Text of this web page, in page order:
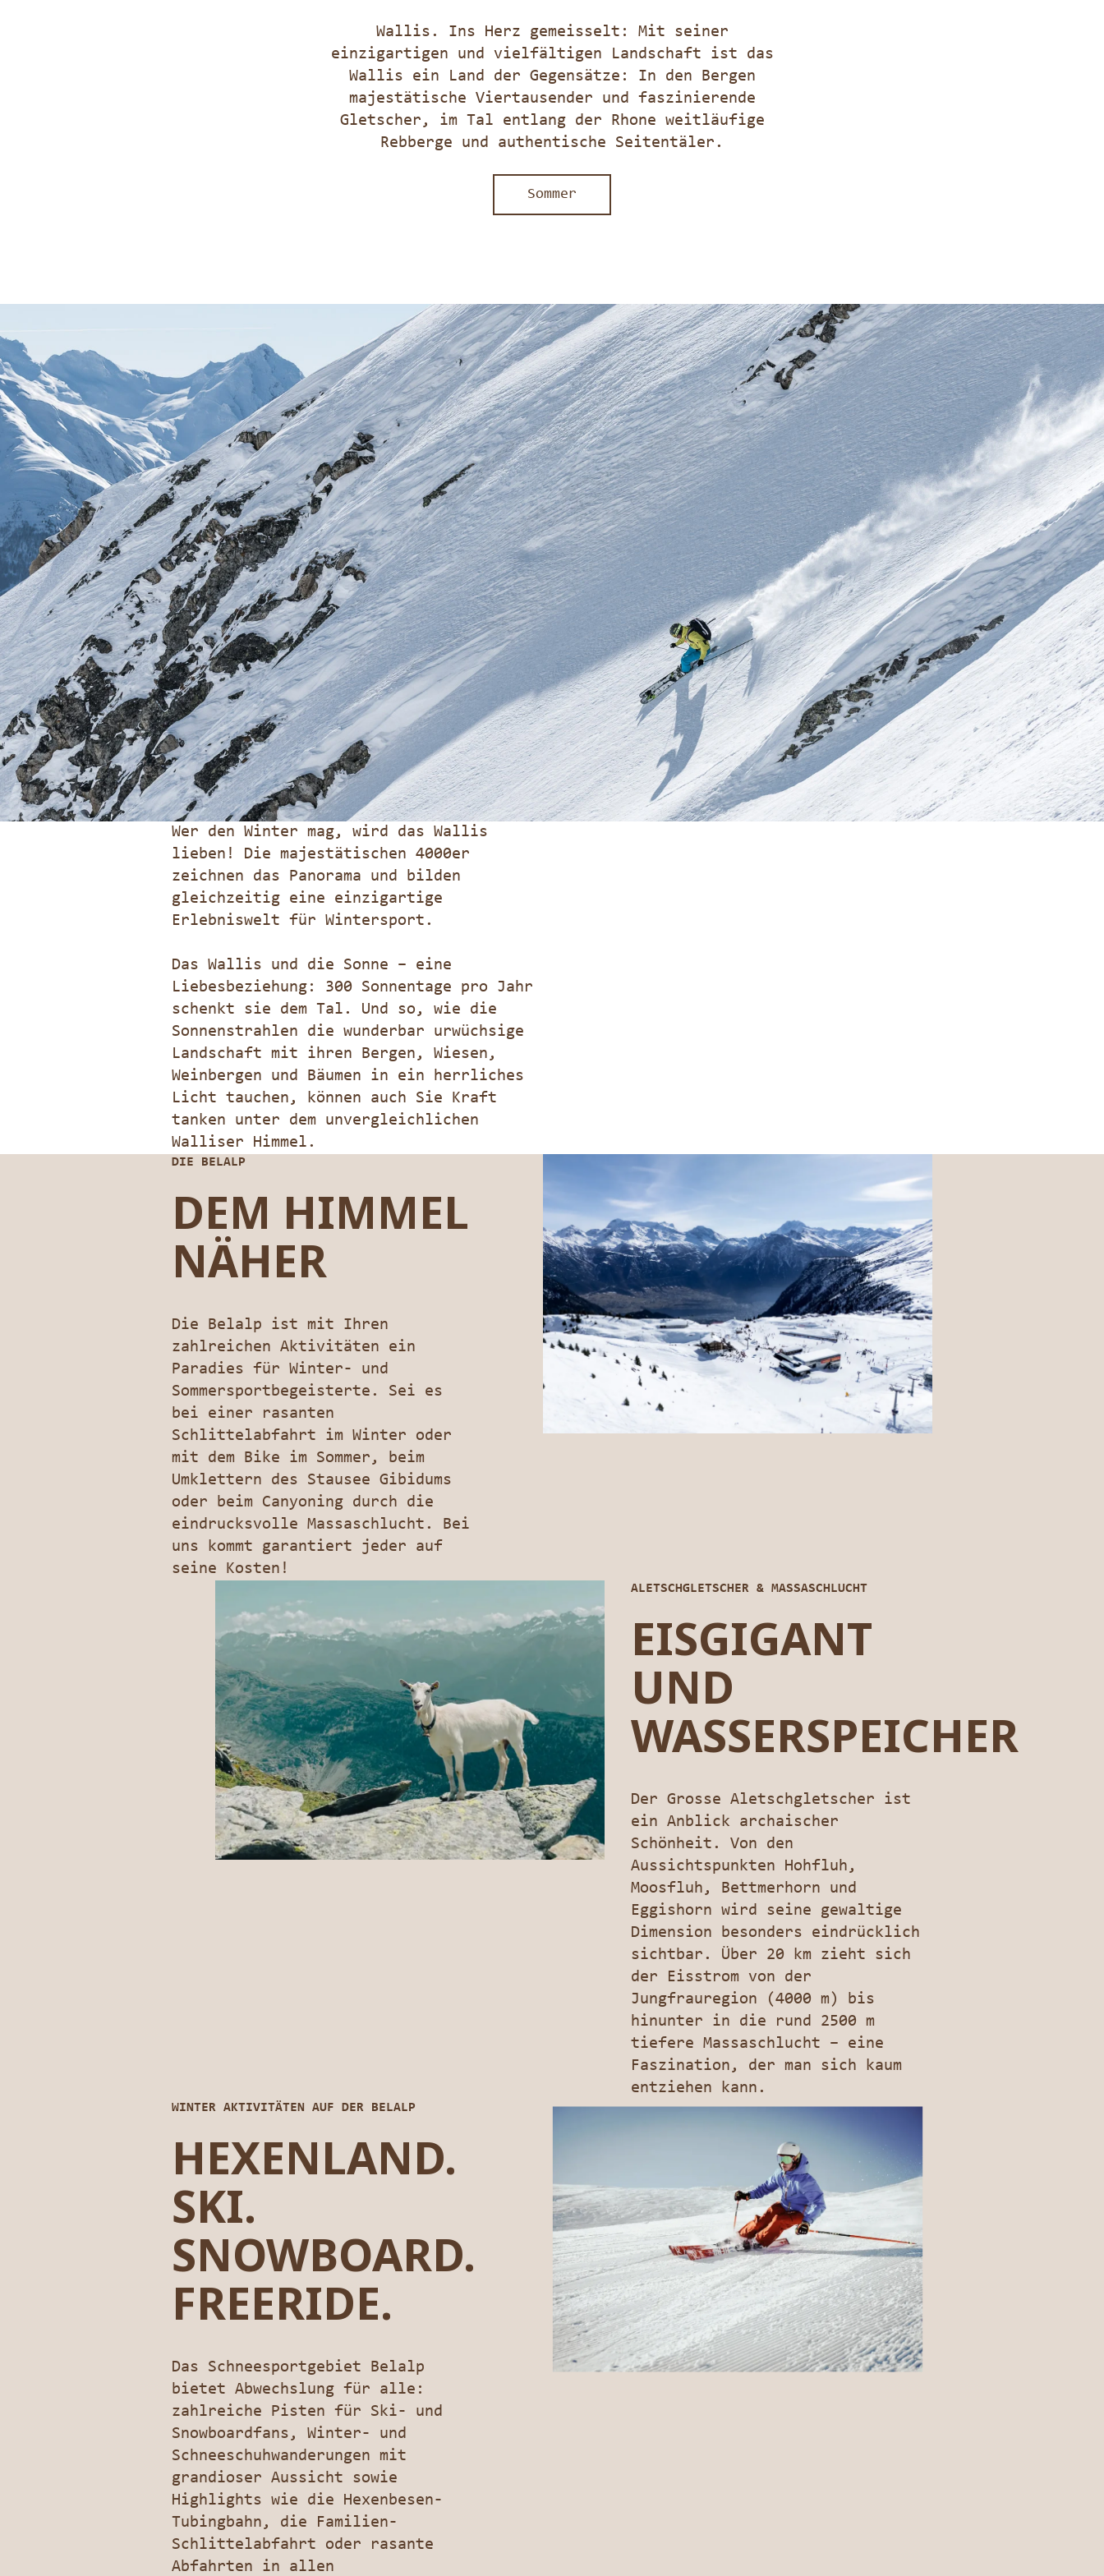
Wallis. Ins Herz gemeisselt: Mit seiner
einzigartigen und vielfältigen Landschaft ist das
Wallis ein Land der Gegensätze: In den Bergen
majestätische Viertausender und faszinierende
Gletscher, im Tal entlang der Rhone weitläufige
Rebberge und authentische Seitentäler.
Sommer
Wer den Winter mag, wird das Wallis
lieben! Die majestätischen 4000er
zeichnen das Panorama und bilden
gleichzeitig eine einzigartige
Erlebniswelt für Wintersport.
Das Wallis und die Sonne – eine
Liebesbeziehung: 300 Sonnentage pro Jahr
schenkt sie dem Tal. Und so, wie die
Sonnenstrahlen die wunderbar urwüchsige
Landschaft mit ihren Bergen, Wiesen,
Weinbergen und Bäumen in ein herrliches
Licht tauchen, können auch Sie Kraft
tanken unter dem unvergleichlichen
Walliser Himmel.
DIE BELALP
DEM HIMMEL
NÄHER
Die Belalp ist mit Ihren
zahlreichen Aktivitäten ein
Paradies für Winter- und
Sommersportbegeisterte. Sei es
bei einer rasanten
Schlittelabfahrt im Winter oder
mit dem Bike im Sommer, beim
Umklettern des Stausee Gibidums
oder beim Canyoning durch die
eindrucksvolle Massaschlucht. Bei
uns kommt garantiert jeder auf
seine Kosten!
ALETSCHGLETSCHER & MASSASCHLUCHT
EISGIGANT
UND
WASSERSPEICHER
Der Grosse Aletschgletscher ist
ein Anblick archaischer
Schönheit. Von den
Aussichtspunkten Hohfluh,
Moosfluh, Bettmerhorn und
Eggishorn wird seine gewaltige
Dimension besonders eindrücklich
sichtbar. Über 20 km zieht sich
der Eisstrom von der
Jungfrauregion (4000 m) bis
hinunter in die rund 2500 m
tiefere Massaschlucht – eine
Faszination, der man sich kaum
entziehen kann.
WINTER AKTIVITÄTEN AUF DER BELALP
HEXENLAND.
SKI.
SNOWBOARD.
FREERIDE.
Das Schneesportgebiet Belalp
bietet Abwechslung für alle:
zahlreiche Pisten für Ski- und
Snowboardfans, Winter- und
Schneeschuhwanderungen mit
grandioser Aussicht sowie
Highlights wie die Hexenbesen-
Tubingbahn, die Familien-
Schlittelabfahrt oder rasante
Abfahrten in allen